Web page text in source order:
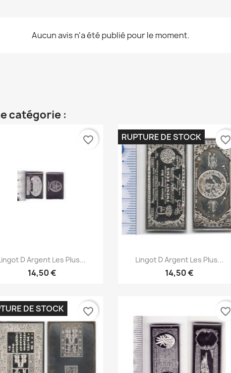
Aucun avis n'a été publié pour le moment.
catégorie :
Aperçu rapide
D Argent Les Plus...
14,50 €
favorite_border
Aperçu rapide
Lingot D Argent Les Plus...
14,50 €
RUPTURE DE STOCK favorite_border
DE STOCK favorite_border favorite_border